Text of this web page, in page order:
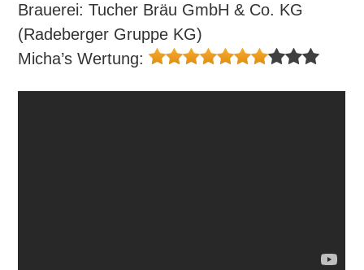
Brauerei: Tucher Bräu GmbH & Co. KG
(Radeberger Gruppe KG)
Micha’s Wertung: